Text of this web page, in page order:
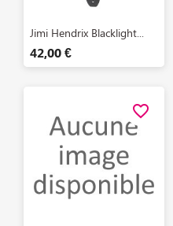
 Aperçu rapide
Jimi Hendrix Blacklight...
42,00 €
favorite_border